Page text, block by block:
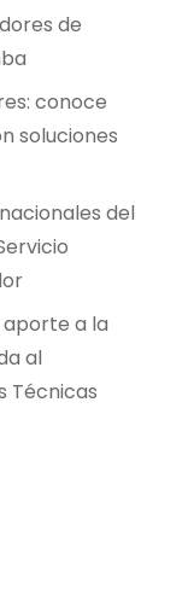
de
conoce
soluciones
del
aporte a la
al
Técnicas